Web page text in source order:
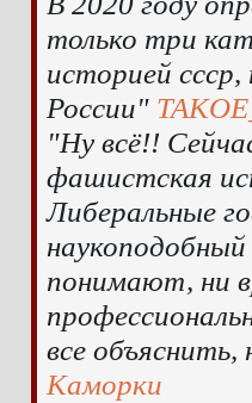
только три
историей
России"
"Ну всё!!
фашистская
Либеральные
понимают, ни
все
Каморки